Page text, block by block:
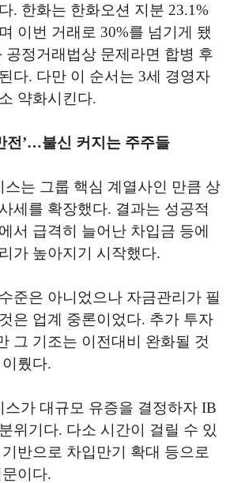
. 한화는 한화오션 지분 23.1%
이번 거래로 30%를 넘기게 됐
공정거래법상 문제라면 합병 후
다. 다만 이 순서는 3세 경영자
약화시킨다.
전’…불신 커지는 주주들
스는 그룹 핵심 계열사인 만큼 상
세를 확장했다. 결과는 성공적
서 급격히 늘어난 차입금 등에
가 높아지기 시작했다.
준은 아니었으나 자금관리가 필
은 업계 중론이었다. 추가 투자
그 기조는 이전대비 완화될 것
뤘다.
스가 대규모 유증을 결정하자 IB
위기다. 다소 시간이 걸릴 수 있
반으로 차입만기 확대 등으로
이다.